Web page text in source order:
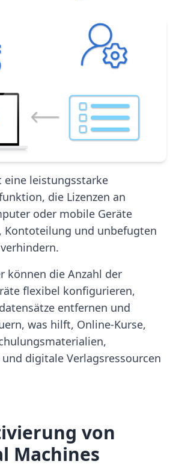
eine leistungsstarke
die Lizenzen an
oder mobile Geräte
Kontoteilung und unbefugten
können die Anzahl der
flexibel konfigurieren,
entfernen und
was hilft, Online-Kurse,
digitale Verlagsressourcen
von
Machines